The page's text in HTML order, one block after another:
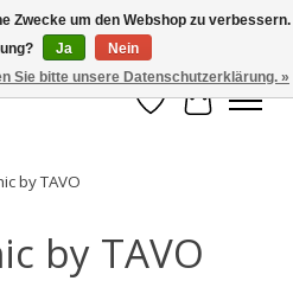
Wunschzettel
Ihr
by TAVO
by TAVO
Zwecke um den Webshop zu verbessern.
Ja
Nein
Sie bitte unsere Datenschutzerklärung. »